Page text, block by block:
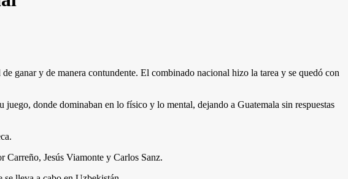
ganar y de manera contundente. El combinado nacional hizo la tarea y se quedó con
donde dominaban en lo físico y lo mental, dejando a Guatemala sin respuestas
Jesús Viamonte y Carlos Sanz.